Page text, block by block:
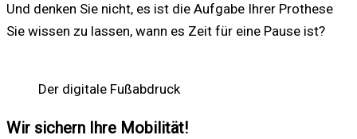
Und denken Sie nicht, es ist die Aufgabe Ihrer Prothese
Sie wissen zu lassen, wann es Zeit für eine Pause ist?
Der digitale Fußabdruck
Wir sichern Ihre Mobilität!